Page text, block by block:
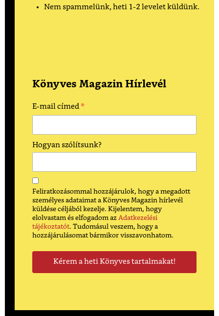
Nem spammelünk, heti 1-2 levelet küldünk.
Könyves Magazin Hírlevél
E-mail címed*
Hogyan szólítsunk?
Feliratkozásommal hozzájárulok, hogy a megadott
személyes adataimat a Könyves Magazin hírlevél
küldése céljából kezelje. Kijelentem, hogy
elolvastam és elfogadom az Adatkezelési
tájékoztatót. Tudomásul veszem, hogy a
hozzájárulásomat bármikor visszavonhatom.